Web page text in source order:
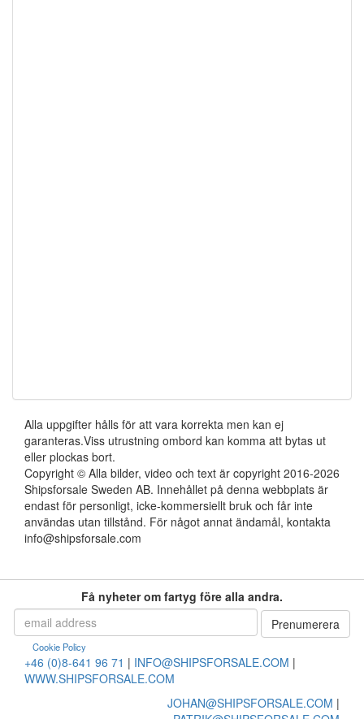
Alla uppgifter hålls för att vara korrekta men kan ej
garanteras.Viss utrustning ombord kan komma att bytas ut
eller plockas bort.
Copyright © Alla bilder, video och text är copyright 2016-2026
Shipsforsale Sweden AB. Innehållet på denna webbplats är
endast för personligt, icke-kommersiellt bruk och får inte
användas utan tillstånd. För något annat ändamål, kontakta
info@shipsforsale.com
Få nyheter om fartyg före alla andra.
Cookie Policy
+46 (0)8-641 96 71 | INFO@SHIPSFORSALE.COM |
WWW.SHIPSFORSALE.COM
JOHAN@SHIPSFORSALE.COM |